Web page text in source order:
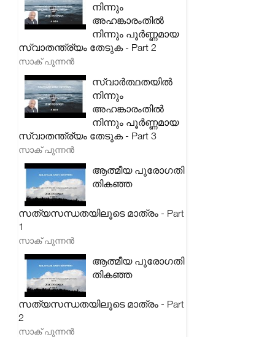
നിന്നും
അഹങ്കാരംതിൽ
നിന്നും പൂർണ്ണമായ
സ്വാതന്ത്ര്യം തേടുക - Part 2
സാക് പുന്നൻ
സ്വാർത്ഥതയിൽ
നിന്നും
അഹങ്കാരംതിൽ
നിന്നും പൂർണ്ണമായ
സ്വാതന്ത്ര്യം തേടുക - Part 3
സാക് പുന്നൻ
ആത്മീയ പുരോഗതി
തികഞ്ഞ
സത്യസന്ധതയിലൂടെ മാത്രം - Part
1
സാക് പുന്നൻ
ആത്മീയ പുരോഗതി
തികഞ്ഞ
സത്യസന്ധതയിലൂടെ മാത്രം - Part
2
സാക് പുന്നൻ